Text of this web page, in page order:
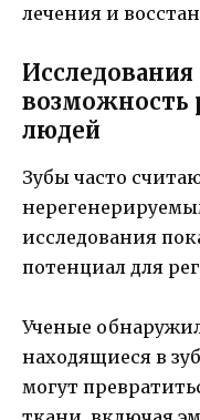
лечения и
возможность
людей
Зубы часто
исследования
потенциал для
Ученые
находящиеся в
могут